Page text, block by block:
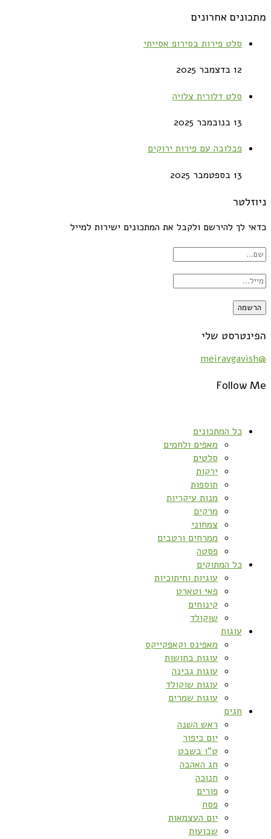
מתכונים אחרונים
סלט פירות בסירופ אסייתי
12 בדצמבר 2025
סלט דלורית צלויה
13 בנובמבר 2025
פבלובה עם פירות ירוקים
13 בספטמבר 2025
ניוזלטר
כדאי לך להירשם ולקבל את המתכונים ישירות למייל
הפינטרסט שלי
@meiravgavish
Follow Me
כל המתכונים
מאפים ולחמים
סלטים
ירקות
תוספות
מנות עיקריות
מרקים
צמחוני
ממרחים ורטבים
פסטה
כל המתוקים
עוגיות וחיתוכיות
פאי וטארט
קינוחים
שוקולד
עוגות
מאפינס וקאפקייקס
עוגות בחושות
עוגות גבינה
עוגות שוקולד
עוגות שמרים
חגים
ראש השנה
יום כיפור
ט”ו בשבט
חג האהבה
חנוכה
פורים
פסח
יום העצמאות
שבועות